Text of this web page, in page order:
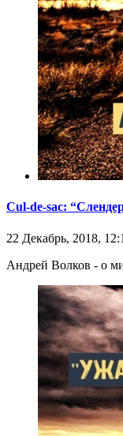
Cul-de-sac:
22 Декабрь, 2018,
Андрей Волков - о